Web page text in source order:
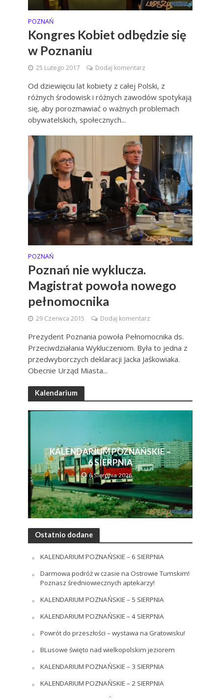
POZNAŃ
Kongres Kobiet odbędzie się
w Poznaniu
25 Lutego 2017 Dodaj komentarz
Od dziewięciu lat kobiety z całej Polski, z
różnych środowisk i różnych zawodów spotykają
się, aby porozmawiać o ważnych problemach
obywatelskich, społecznych...
POZNAŃ
Poznań nie wyklucza.
Magistrat powoła nowego
pełnomocnika
29 Czerwca 2015 Dodaj komentarz
Prezydent Poznania powoła Pełnomocnika ds.
Przeciwdziałania Wykluczeniom. Była to jedna z
przedwyborczych deklaracji Jacka Jaśkowiaka.
Obecnie Urząd Miasta...
Kalendarium
KALENDARIUM POZNAŃSKIE –
6 SIERPNIA
6 Sierpnia 2026
Ostatnio dodane
KALENDARIUM POZNAŃSKIE – 6 SIERPNIA
Darmowa podróż w czasie na Ostrowie Tumskim!
Poznasz średniowiecznych aptekarzy!
KALENDARIUM POZNAŃSKIE – 5 SIERPNIA
KALENDARIUM POZNAŃSKIE – 4 SIERPNIA
Powrót do przeszłości – wystawa na Gratowisku!
BLusowe święto nad wielkopolskim jeziorem
KALENDARIUM POZNAŃSKIE – 3 SIERPNIA
KALENDARIUM POZNAŃSKIE – 2 SIERPNIA